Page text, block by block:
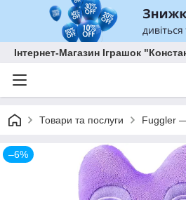
Інтернет-Магазин Іграшок
Товари та послуги Fuggler —
–6%